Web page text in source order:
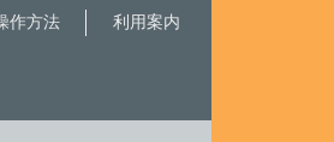
利用案内
作方法